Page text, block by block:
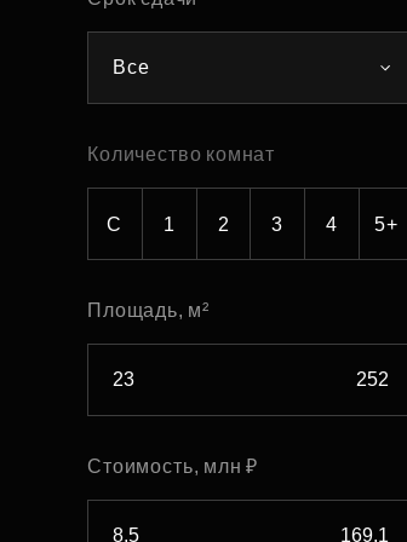
Рефинансирование
Все
Количество комнат
С 1 2 3 4 5+
Площадь, м²
Стоимость, млн ₽